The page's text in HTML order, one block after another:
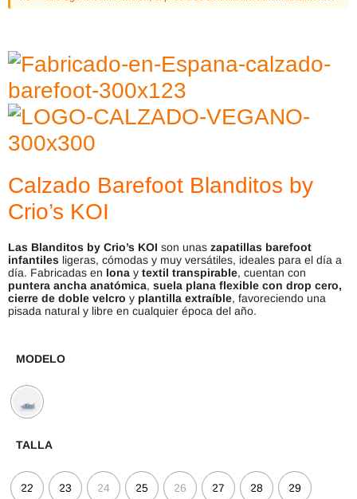
Calzado Barefoot Blanditos by
Crio’s KOI
Las Blanditos by Crio’s KOI son unas zapatillas barefoot
infantiles ligeras, cómodas y muy versátiles, ideales para el día a
día. Fabricadas en lona y textil transpirable, cuentan con
puntera ancha anatómica, suela plana flexible con drop cero,
cierre de doble velcro y plantilla extraíble, favoreciendo una
pisada natural y libre en cualquier época del año.
MODELO
TALLA
22 23 24 25 26 27 28 29